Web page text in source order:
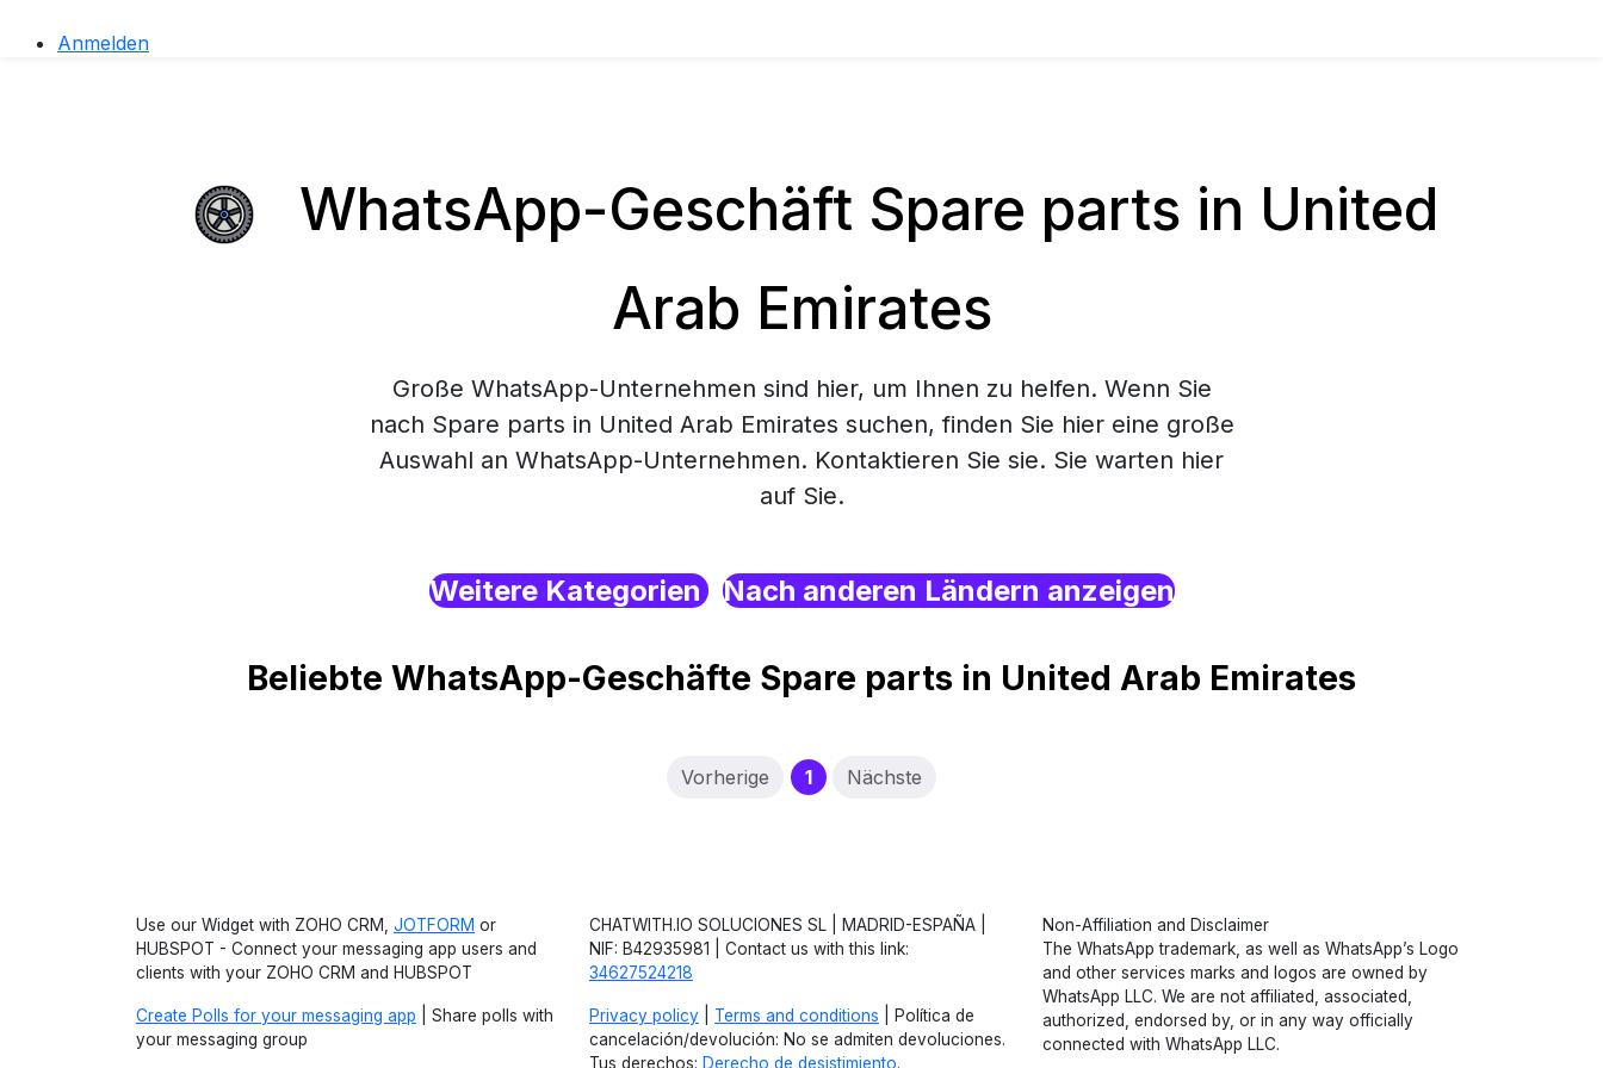
Anmelden
WhatsApp-Geschäft Spare parts in United
Arab Emirates
Große WhatsApp-Unternehmen sind hier, um Ihnen zu helfen. Wenn Sie
nach Spare parts in United Arab Emirates suchen, finden Sie hier eine große
Auswahl an WhatsApp-Unternehmen. Kontaktieren Sie sie. Sie warten hier
auf Sie.
Weitere Kategorien Nach anderen Ländern anzeigen
Beliebte WhatsApp-Geschäfte Spare parts in United Arab Emirates
Vorherige 1(current)
Nächste
Use our Widget with ZOHO CRM, JOTFORM or
HUBSPOT - Connect your messaging app users and
clients with your ZOHO CRM and HUBSPOT
Create Polls for your messaging app | Share polls with
your messaging group
CHATWITH.IO SOLUCIONES SL | MADRID-ESPAÑA |
NIF: B42935981 | Contact us with this link:
34627524218
Privacy policy Terms and conditions | Política de
cancelación/devolución: No se admiten devoluciones.
Tus derechos: Derecho de desistimiento.
Non-Affiliation and Disclaimer
The WhatsApp trademark, as well as WhatsApp’s Logo
and other services marks and logos are owned by
WhatsApp LLC. We are not affiliated, associated,
authorized, endorsed by, or in any way officially
connected with WhatsApp LLC.